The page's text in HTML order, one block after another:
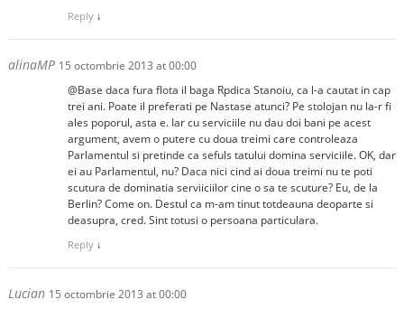
Reply ↓
alinaMP 15 octombrie 2013 at 00:00
@Base daca fura flota il baga Rpdica Stanoiu, ca l-a cautat in cap
trei ani. Poate il preferati pe Nastase atunci? Pe stolojan nu la-r fi
ales poporul, asta e. Iar cu serviciile nu dau doi bani pe acest
argument, avem o putere cu doua treimi care controleaza
Parlamentul si pretinde ca sefuls tatului domina serviciile. OK, dar
ei au Parlamentul, nu? Daca nici cind ai doua treimi nu te poti
scutura de dominatia serviiciilor cine o sa te scuture? Eu, de la
Berlin? Come on. Destul ca m-am tinut totdeauna deoparte si
deasupra, cred. Sint totusi o persoana particulara.
Reply ↓
Lucian 15 octombrie 2013 at 00:00